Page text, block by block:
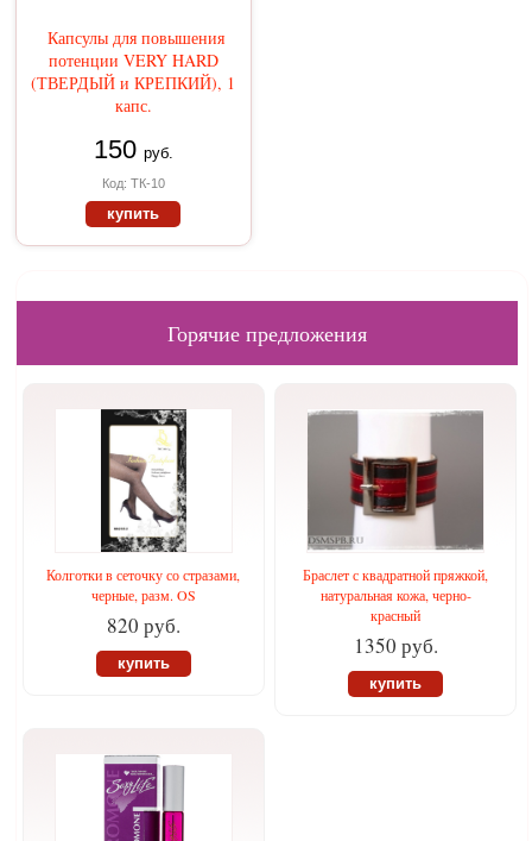
Капсулы для повышения
потенции VERY HARD
(ТВЕРДЫЙ и КРЕПКИЙ), 1
капс.
150 руб.
Код: ТК-10
купить
Горячие предложения
Колготки в сеточку со стразами,
черные, разм. OS
820 руб.
купить
Браслет с квадратной пряжкой,
натуральная кожа, черно-
красный
1350 руб.
купить